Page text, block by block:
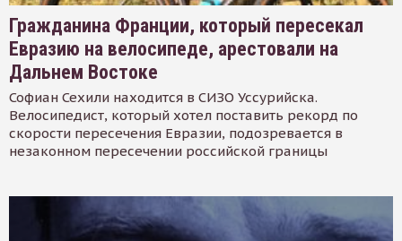
Гражданина Франции, который пересекал
Евразию на велосипеде, арестовали на
Дальнем Востоке
Софиан Сехили находится в СИЗО Уссурийска.
Велосипедист, который хотел поставить рекорд по
скорости пересечения Евразии, подозревается в
незаконном пересечении российской границы